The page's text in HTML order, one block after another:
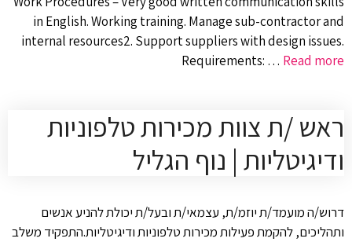
in English. Working training. Manage sub-contractor and
internal resources2. Support suppliers with design issues.
Requirements: … Read more
ראש /ת צוות מכירות טלפוניות
ודיגיטליות | נוף הגליל
דרוש/ה מועמד/ת יוזמ/ת, עצמאי/ת ובעל/ת יכולת להניע אנשים
ותהליכים, להקמת פעילות מכירות טלפוניות ודיגיטליות.התפקיד משלב